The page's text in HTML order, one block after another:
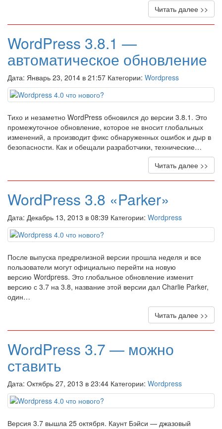
Читать далее >>
WordPress 3.8.1 —
автоматическое обновление
Дата: Январь 23, 2014 в 21:57 Категории: Wordpress
Тихо и незаметно WordPress обновился до версии 3.8.1. Это
промежуточное обновление, которое не вносит глобальных
изменений, а производит фикс обнаруженных ошибок и дыр в
безопасности. Как и обещали разработчики, технические…
Читать далее >>
WordPress 3.8 «Parker»
Дата: Декабрь 13, 2013 в 08:39 Категории: Wordpress
После выпуска предрелизной версии прошла неделя и все
пользователи могут официально перейти на новую
версию Wordpress. Это глобальное обновление изменит
версию с 3.7 на 3.8, название этой версии дал Charlie Parker,
один…
Читать далее >>
WordPress 3.7 — можно
ставить
Дата: Октябрь 27, 2013 в 23:44 Категории: Wordpress
Версия 3.7 вышла 25 октября. Каунт Бэйси — джазовый